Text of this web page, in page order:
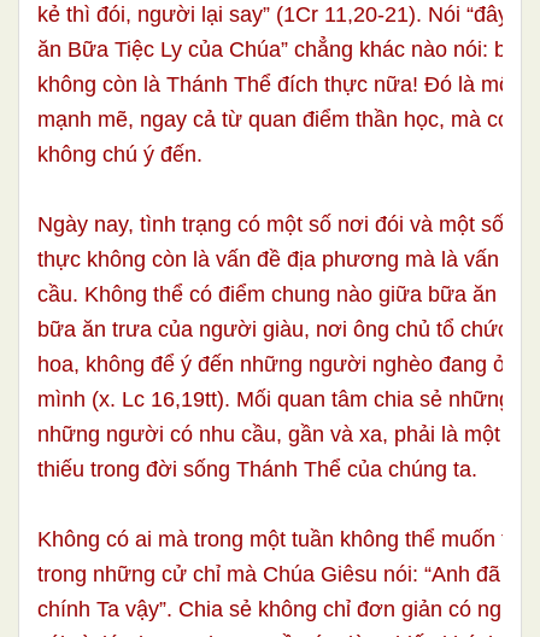
kẻ thì đói, người lại say” (1Cr 11,20-21). Nói “đây
ăn Bữa Tiệc Ly của Chúa” chẳng khác nào nói: bữa
không còn là Thánh Thể đích thực nữa! Đó là một
mạnh mẽ, ngay cả từ quan điểm thần học, mà có lẽ
không chú ý đến.
Ngày nay, tình trạng có một số nơi đói và một số
thực không còn là vấn đề địa phương mà là vấn đề
cầu. Không thể có điểm chung nào giữa bữa ăn tối
bữa ăn trưa của người giàu, nơi ông chủ tổ chức
hoa, không để ý đến những người nghèo đang ở
mình (x. Lc 16,19tt). Mối quan tâm chia sẻ những
những người có nhu cầu, gần và xa, phải là một
thiếu trong đời sống Thánh Thể của chúng ta.
Không có ai mà trong một tuần không thể muốn
trong những cử chỉ mà Chúa Giêsu nói: “Anh đã
chính Ta vậy”. Chia sẻ không chỉ đơn giản có nghĩa